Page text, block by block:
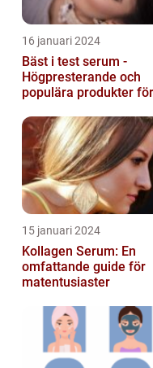
16 januari 2024
Bäst i test serum -
Högpresterande och
populära produkter för
15 januari 2024
Kollagen Serum: En
omfattande guide för
matentusiaster